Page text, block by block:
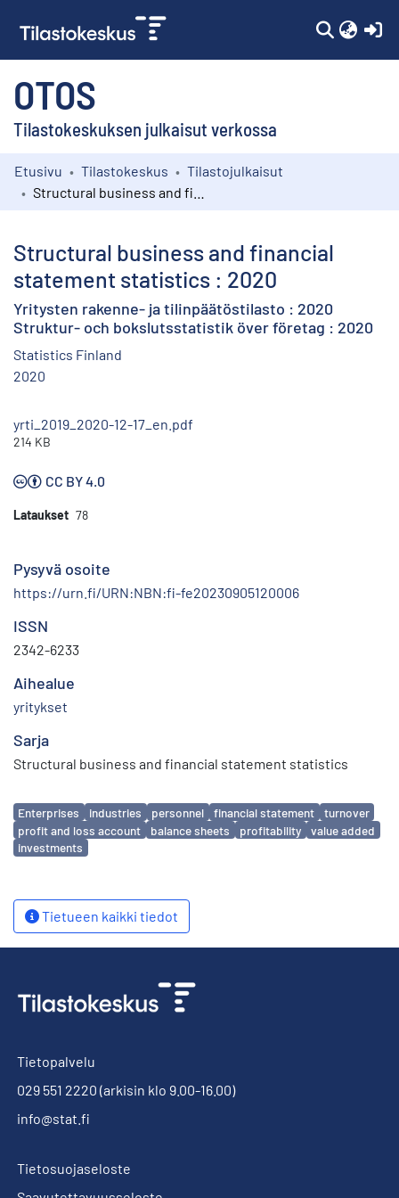
OTOS
Tilastokeskuksen julkaisut verkossa
Kokoelmat
Etusivu Tilastokeskus
Tilastojulkaisut
Structural business and financial
statement statistics : 2020
Yritysten rakenne- ja tilinpäätöstilasto : 2020
Struktur- och bokslutsstatistik över företag : 2020
Statistics Finland
2020
yrti_2019_2020-12-17_en.pdf
214 KB
CC BY 4.0
Lataukset 78
Pysyvä osoite
https://urn.fi/URN:NBN:fi-fe20230905120006
ISSN
2342-6233
Aihealue
yritykset
Sarja
Structural business and financial statement statistics
Avainsanat
Enterprises industries personnel financial statement
turnover
profit and loss account
balance sheets profitability
value added
investments
Tietueen kaikki tiedot
Tietopalvelu
029 551 2220 (arkisin klo 9.00-16.00)
info@stat.fi
Tietosuojaseloste